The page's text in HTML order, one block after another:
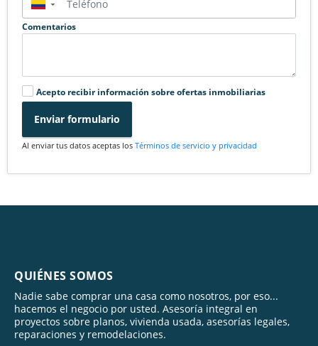
▼
Comentarios
Acepto recibir información sobre ofertas inmobiliarias
Enviar formulario
Al enviar tus datos aceptas los Términos de servicio y privacidad
QUIÉNES SOMOS
Nadie sabe comprar una casa como nosotros, por eso...
hacemos el negocio por usted. Asesoría integral en
proyectos sobre planos, vivienda usada, asesorías legales,
reparaciones y remodelaciones.